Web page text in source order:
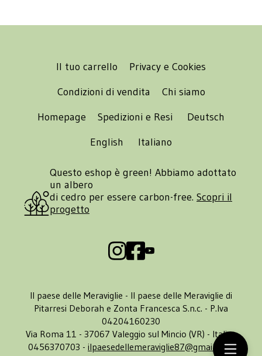
Il tuo carrello
Privacy e Cookies
Condizioni di vendita
Chi siamo
Homepage
Spedizioni e Resi
Deutsch
English
Italiano
Questo eshop è green! Abbiamo adottato
un albero
di cedro per essere carbon-free. Scopri il
progetto
Il paese delle Meraviglie - Il paese delle Meraviglie di
Pitarresi Deborah e Zonta Francesca S.n.c. - P.Iva
04204160230
Via Roma 11 - 37067 Valeggio sul Mincio (VR) - Italia -
0456370703 - ilpaesedellemeraviglie87@gmail.com